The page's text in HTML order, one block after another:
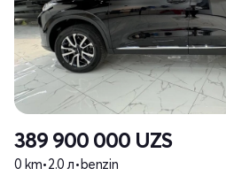
389 900 000 UZS
0 km•2.0 л•benzin